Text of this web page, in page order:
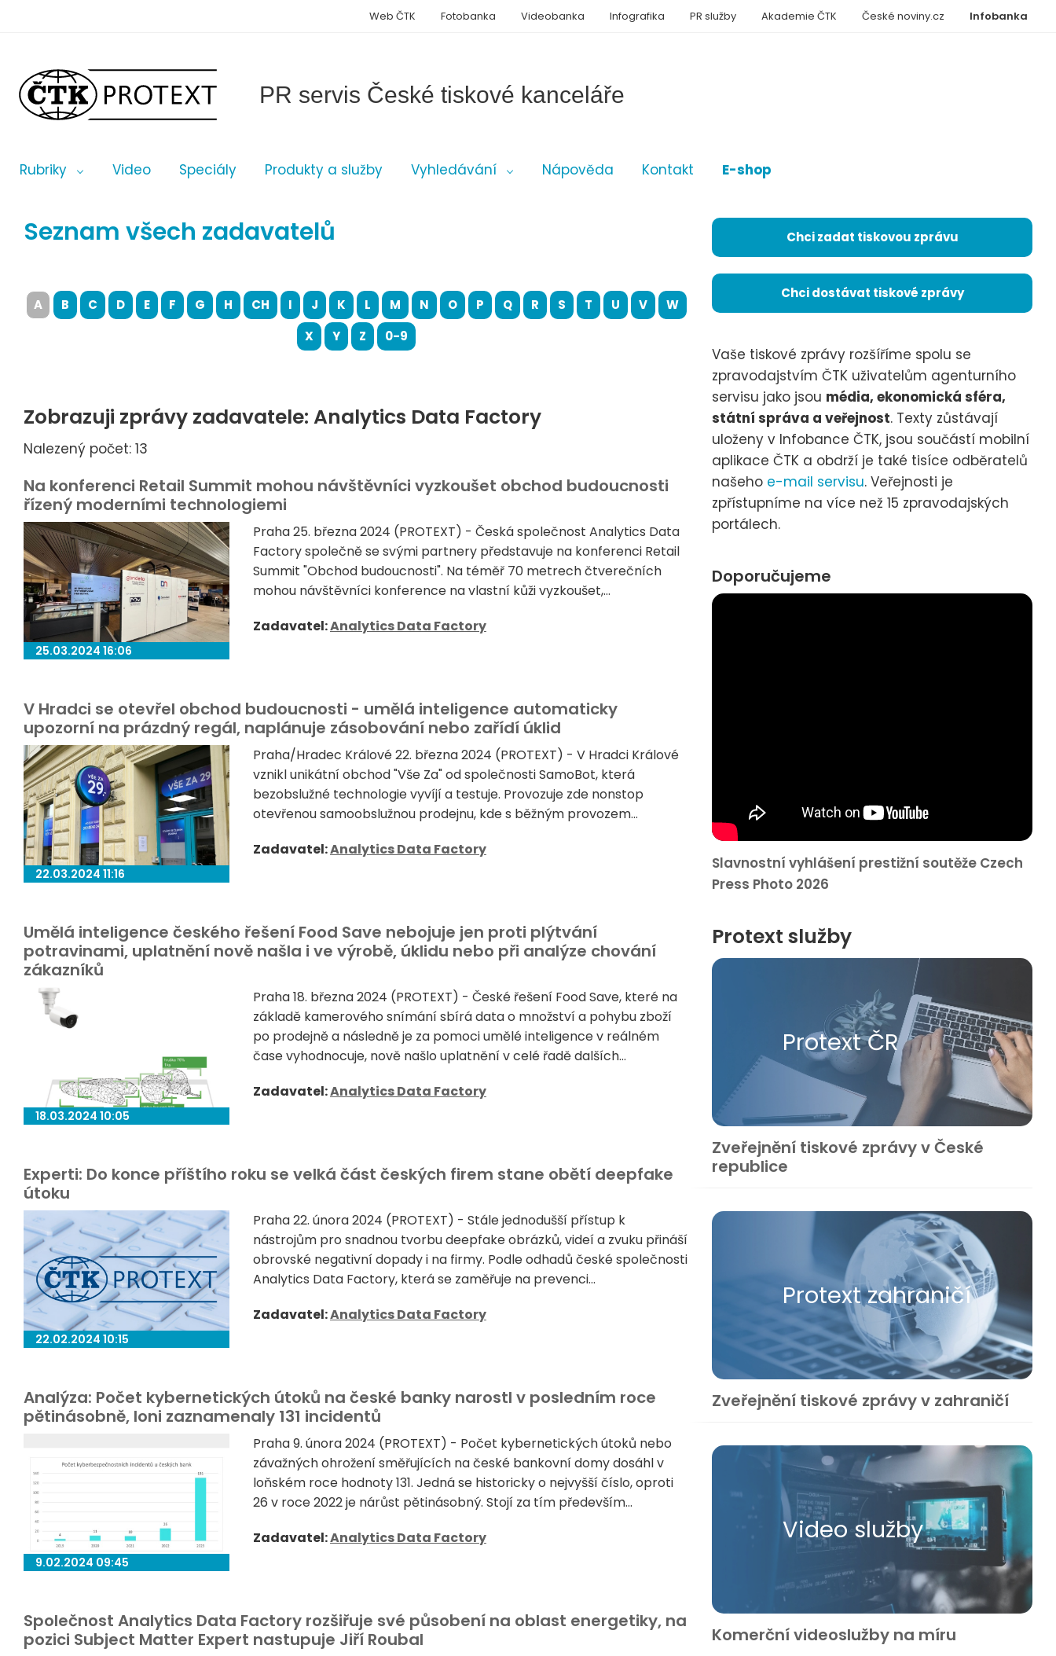
PR servis České tiskové kanceláře
Rubriky Video Speciály Produkty a služby Vyhledávání Nápověda Kontakt E-shop
Infobanka
Web ČTK Fotobanka Videobanka Infografika PR služby Akademie ČTK České noviny.cz
Seznam všech zadavatelů
A B C D E F G H CH I J K L M N O P Q R S T U V
W
X
Y Z 0-9
Zobrazuji zprávy zadavatele: Analytics Data Factory
Nalezený počet: 13
Na konferenci Retail Summit mohou návštěvníci vyzkoušet obchod budoucnosti
řízený moderními technologiemi
25.03.2024 16:06
Praha 25. března 2024 (PROTEXT) - Česká společnost Analytics Data
Factory společně se svými partnery představuje na konferenci Retail
Summit "Obchod budoucnosti". Na téměř 70 metrech čtverečních
mohou návštěvníci konference na vlastní kůži vyzkoušet,...
Zadavatel:Analytics Data Factory
V Hradci se otevřel obchod budoucnosti - umělá inteligence automaticky
upozorní na prázdný regál, naplánuje zásobování nebo zařídí úklid
22.03.2024 11:16
Praha/Hradec Králové 22. března 2024 (PROTEXT) - V Hradci Králové
vznikl unikátní obchod "Vše Za" od společnosti SamoBot, která
bezobslužné technologie vyvíjí a testuje. Provozuje zde nonstop
otevřenou samoobslužnou prodejnu, kde s běžným provozem...
Zadavatel:Analytics Data Factory
Umělá inteligence českého řešení Food Save nebojuje jen proti plýtvání
potravinami, uplatnění nově našla i ve výrobě, úklidu nebo při analýze chování
zákazníků
18.03.2024 10:05
Praha 18. března 2024 (PROTEXT) - České řešení Food Save, které na
základě kamerového snímání sbírá data o množství a pohybu zboží
po prodejně a následně je za pomoci umělé inteligence v reálném
čase vyhodnocuje, nově našlo uplatnění v celé řadě dalších...
Zadavatel:Analytics Data Factory
Experti: Do konce příštího roku se velká část českých firem stane obětí deepfake
útoku
22.02.2024 10:15
Praha 22. února 2024 (PROTEXT) - Stále jednodušší přístup k
nástrojům pro snadnou tvorbu deepfake obrázků, videí a zvuku přináší
obrovské negativní dopady i na firmy. Podle odhadů české společnosti
Analytics Data Factory, která se zaměřuje na prevenci...
Zadavatel:Analytics Data Factory
Analýza: Počet kybernetických útoků na české banky narostl v posledním roce
pětinásobně, loni zaznamenaly 131 incidentů
9.02.2024 09:45
Praha 9. února 2024 (PROTEXT) - Počet kybernetických útoků nebo
závažných ohrožení směřujících na české bankovní domy dosáhl v
loňském roce hodnoty 131. Jedná se historicky o nejvyšší číslo, oproti
26 v roce 2022 je nárůst pětinásobný. Stojí za tím především...
Zadavatel:Analytics Data Factory
Společnost Analytics Data Factory rozšiřuje své působení na oblast energetiky, na
pozici Subject Matter Expert nastupuje Jiří Roubal
Chci zadat tiskovou zprávu
Chci dostávat tiskové zprávy
Vaše tiskové zprávy rozšíříme spolu se
zpravodajstvím ČTK uživatelům agenturního
servisu jako jsou média, ekonomická sféra,
státní správa a veřejnost. Texty zůstávají
uloženy v Infobance ČTK, jsou součástí mobilní
aplikace ČTK a obdrží je také tisíce odběratelů
našeho e-mail servisu. Veřejnosti je
zpřístupníme na více než 15 zpravodajských
portálech.
Doporučujeme
Slavnostní vyhlášení prestižní soutěže Czech
Press Photo 2026
Protext služby
Protext ČR
Zveřejnění tiskové zprávy v České
republice
Protext zahraničí
Zveřejnění tiskové zprávy v zahraničí
Video služby
Komerční videoslužby na míru